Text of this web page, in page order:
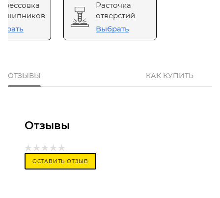
Расточка
отверстий
Выбрать
ОТЗЫВЫ КАК КУПИТЬ
Отзывы
ОСТАВИТЬ ОТЗЫВ